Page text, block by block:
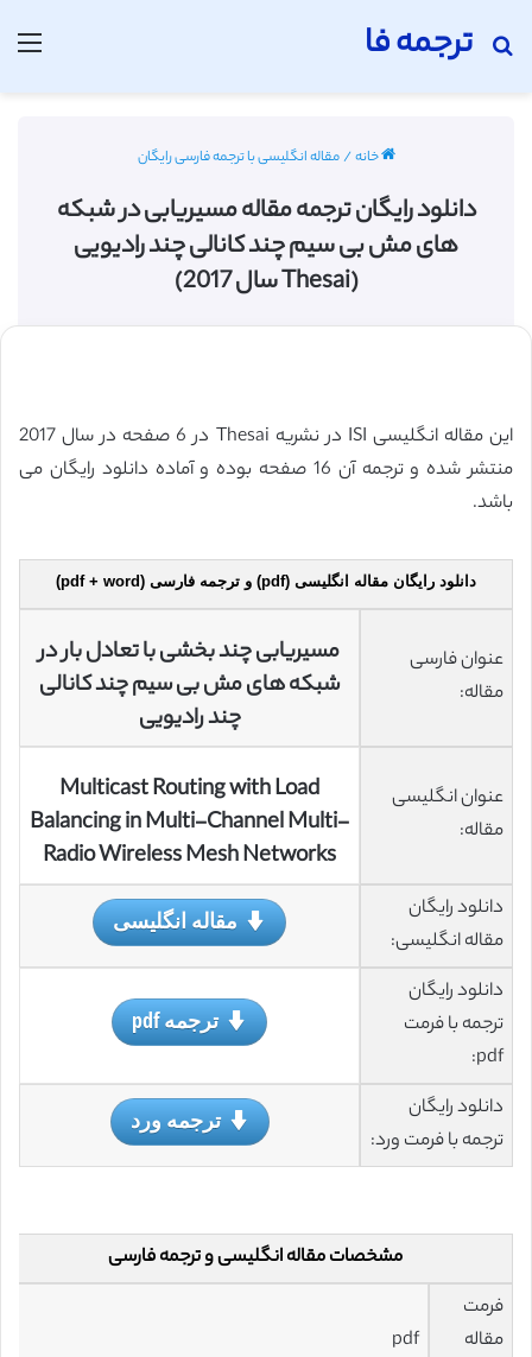
ترجمه فا
جستجو برای
خانه/مقاله انگلیسی با ترجمه فارسی رایگان
دانلود رایگان ترجمه مقاله مسیریابی در شبکه
های مش بی سیم چند کانالی چند رادیویی
(Thesai سال 2017)
این مقاله انگلیسی ISI در نشریه Thesai در 6 صفحه در سال 2017
منتشر شده و ترجمه آن 16 صفحه بوده و آماده دانلود رایگان می
باشد.
دانلود رایگان مقاله انگلیسی (pdf) و ترجمه فارسی (pdf + word)
عنوان فارسی
مقاله:
مسیریابی چند بخشی با تعادل بار در
شبکه های مش بی سیم چند کانالی
چند رادیویی
عنوان انگلیسی
مقاله:
Multicast Routing with Load
Balancing in Multi-Channel Multi-
Radio Wireless Mesh Networks
دانلود رایگان
مقاله انگلیسی:
مقاله انگلیسی
دانلود رایگان
ترجمه با فرمت
pdf:
ترجمه pdf
دانلود رایگان
ترجمه با فرمت ورد:
ترجمه ورد
مشخصات مقاله انگلیسی و ترجمه فارسی
فرمت
مقاله
pdf